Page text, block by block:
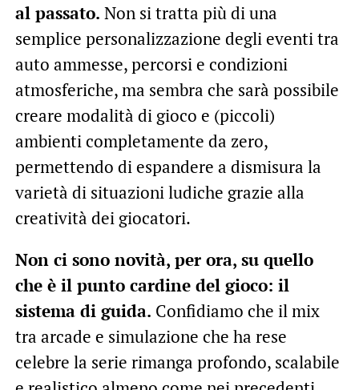
al passato. Non si tratta più di una
semplice personalizzazione degli eventi tra
auto ammesse, percorsi e condizioni
atmosferiche, ma sembra che sarà possibile
creare modalità di gioco e (piccoli)
ambienti completamente da zero,
permettendo di espandere a dismisura la
varietà di situazioni ludiche grazie alla
creatività dei giocatori.
Non ci sono novità, per ora, su quello
che è il punto cardine del gioco: il
sistema di guida. Confidiamo che il mix
tra arcade e simulazione che ha rese
celebre la serie rimanga profondo, scalabile